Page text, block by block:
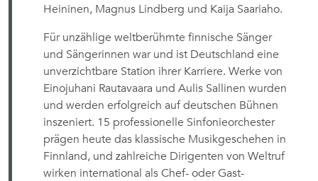
Heininen, Magnus Lindberg und Kaija Saariaho.
Für unzählige weltberühmte finnische Sänger
und Sängerinnen war und ist Deutschland eine
unverzichtbare Station ihrer Karriere. Werke von
Einojuhani Rautavaara und Aulis Sallinen wurden
und werden erfolgreich auf deutschen Bühnen
inszeniert. 15 professionelle Sinfonieorchester
prägen heute das klassische Musikgeschehen in
Finnland, und zahlreiche Dirigenten von Weltruf
wirken international als Chef- oder Gast-